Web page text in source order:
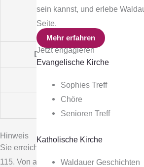
sein kannst, und erlebe
Seite.
Mehr erfahren
Jetzt engagieren
Evangelische Kirche
Sophies Treff
Chöre
Senioren Treff
Katholische Kirche
Waldauer Geschichten
Mittwoch
Donnerstag
Freitag
Hinweis
Sie erreichen uns aus Nordhessen ohne
115. Von außerhalb erreichen Sie uns